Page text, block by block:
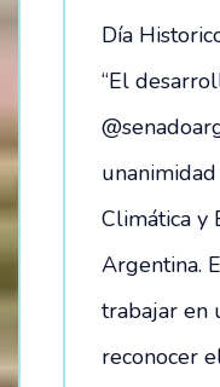
Día
“El
Climática y
Argentina.
trabajar en
reconocer